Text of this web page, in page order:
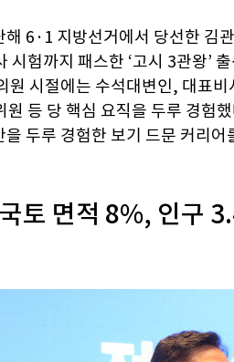
해 6·1 지방선거에서 당선한 김
시험까지 패스한 ‘고시 3관왕’
원 시절에는 수석대변인, 대표
원 등 당 핵심 요직을 두루 경험
을 두루 경험한 보기 드문 커리어
국토 면적 8%, 인구